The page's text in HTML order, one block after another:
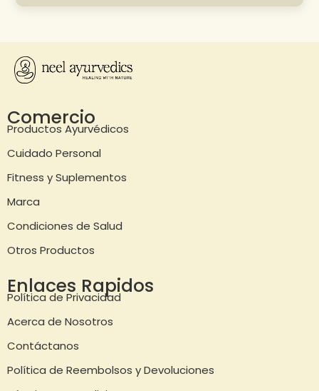
Comercio
Productos Ayurvédicos
Cuidado Personal
Fitness y Suplementos
Marca
Condiciones de Salud
Otros Productos
Enlaces Rapidos
Política de Privacidad
Acerca de Nosotros
Contáctanos
Política de Reembolsos y Devoluciones